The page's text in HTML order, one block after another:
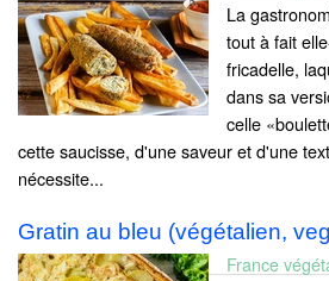
La
tout à fait
fricadelle,
dans sa
celle
cette saucisse, d'une saveur et d'une
nécessite...
Gratin au bleu (végétalien,
France